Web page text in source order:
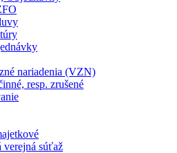
nariadenia (VZN)
resp. zrušené
verejná súťaž